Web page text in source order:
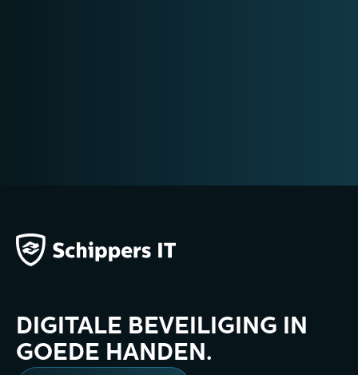
DIGITALE BEVEILIGING IN
GOEDE HANDEN.